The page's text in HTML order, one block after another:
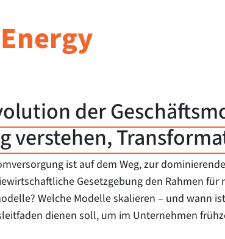
der
verstehen,
ist auf dem Weg, zur
Gesetzgebung den Rahmen
Welche Modelle skalieren – und wann
dienen soll, um im Unternehmen